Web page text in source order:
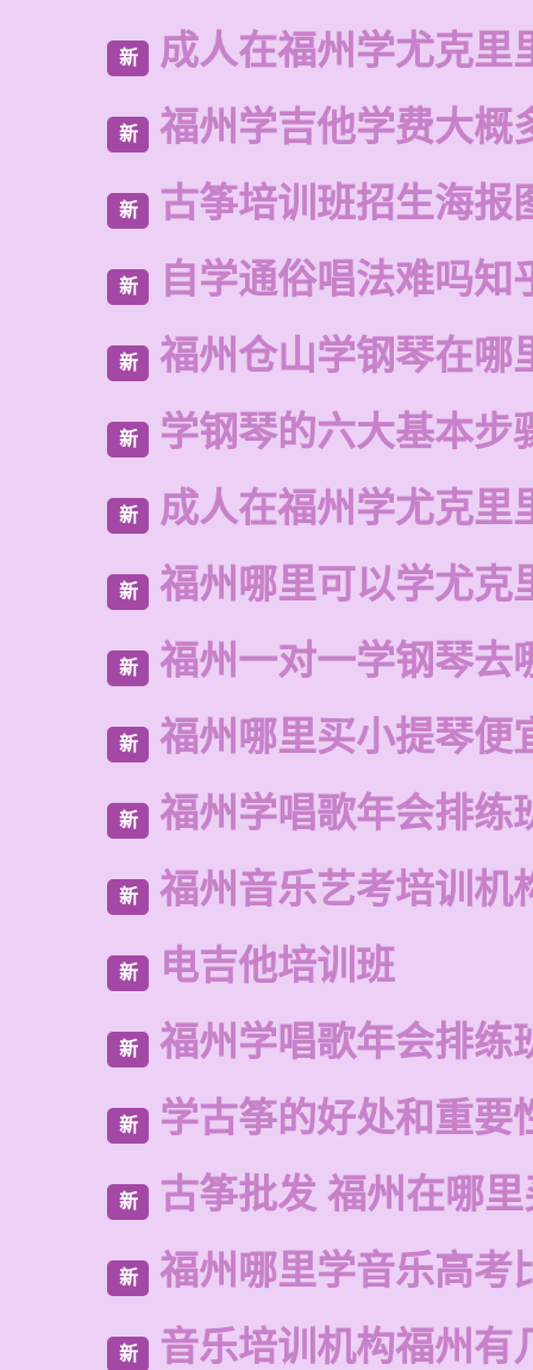
新 成人在福州学尤克里
新 福州学吉他学费大概
新 古筝培训班招生海报
新 自学通俗唱法难吗知
新 福州仓山学钢琴在哪
新 学钢琴的六大基本步
新 成人在福州学尤克里
新 福州哪里可以学尤克
新 福州一对一学钢琴去
新 福州哪里买小提琴便
新 福州学唱歌年会排练
新 福州音乐艺考培训机
新 电吉他培训班
新 福州学唱歌年会排练
新 学古筝的好处和重要
新 古筝批发 福州在哪
新 福州哪里学音乐高考
新 音乐培训机构福州有